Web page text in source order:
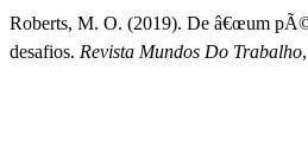
Roberts, M. O. (2019). De â€œum pÃ©
desafios. Revista Mundos Do Trabalho,